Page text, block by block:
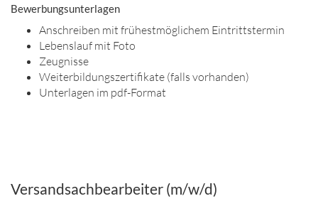
Bewerbungsunterlagen
Anschreiben mit frühestmöglichem Eintrittstermin
Lebenslauf mit Foto
Zeugnisse
Weiterbildungszertifikate (falls vorhanden)
Unterlagen im pdf-Format
Versandsachbearbeiter (m/w/d)